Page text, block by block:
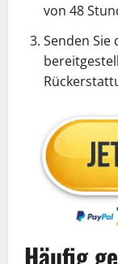
von 48
Senden Sie
Häufig